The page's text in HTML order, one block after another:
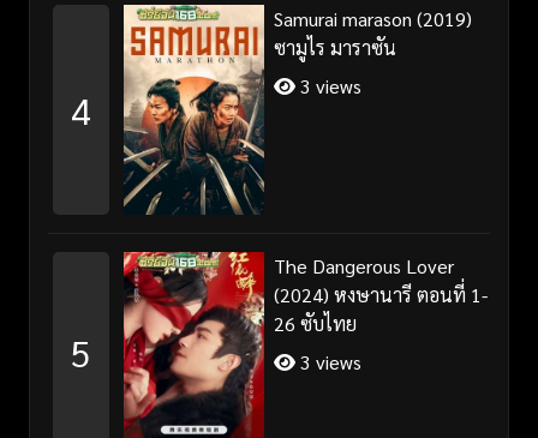
4
Samurai marason (2019)
ซามูไร มาราซัน
3 views
5
The Dangerous Lover
(2024) หงษานารี ตอนที่ 1-
26 ซับไทย
3 views